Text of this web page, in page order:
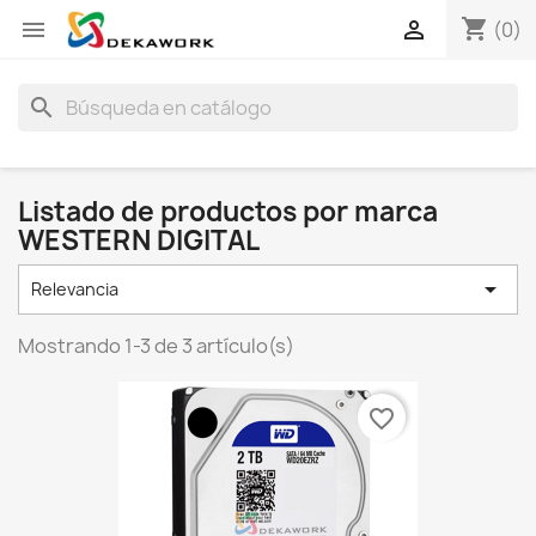
 shopping_cart (0)

search
Listado de productos por marca
WESTERN DIGITAL
Relevancia 
Mostrando 1-3 de 3 artículo(s)
favorite_border